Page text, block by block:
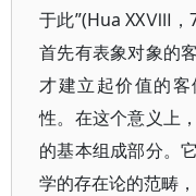
于此”(Hua XXⅧ，
首先有表象对象的
才建立起价值的
性。在这个意义上
的基本组成部分。
学的存在论的范畴